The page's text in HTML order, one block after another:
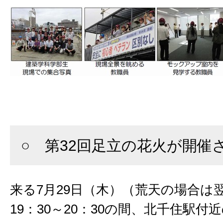
○ 第32回足立の花火が開催
来る7月29日（木）（荒天の場合は
19：30～20：30の間、北千住駅付